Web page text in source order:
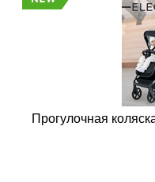
Прогулочная